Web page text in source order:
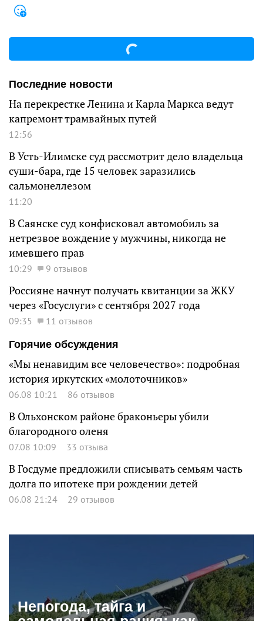
Последние новости
На перекрестке Ленина и Карла Маркса ведут
капремонт трамвайных путей
12:56
В Усть-Илимске суд рассмотрит дело владельца
суши-бара, где 15 человек заразились
сальмонеллезом
11:20
В Саянске суд конфисковал автомобиль за
нетрезвое вождение у мужчины, никогда не
имевшего прав
10:29 9 отзывов
Россияне начнут получать квитанции за ЖКУ
через «Госуслуги» с сентября 2027 года
09:35
11 отзывов
Горячие обсуждения
«Мы ненавидим все человечество»: подробная
история иркутских «молоточников»
06.08 10:21 86 отзывов
В Ольхонском районе браконьеры убили
благородного оленя
07.08 10:09 33 отзыва
В Госдуме предложили списывать семьям часть
долга по ипотеке при рождении детей
06.08 21:24 29 отзывов
Непогода, тайга и